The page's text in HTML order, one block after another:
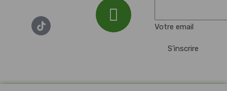
Votre email
S'inscrire